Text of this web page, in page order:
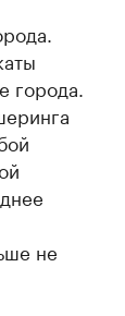
города.
не